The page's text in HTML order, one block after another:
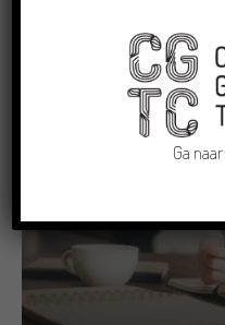
RECENTE BERICHTEN
Ga naar